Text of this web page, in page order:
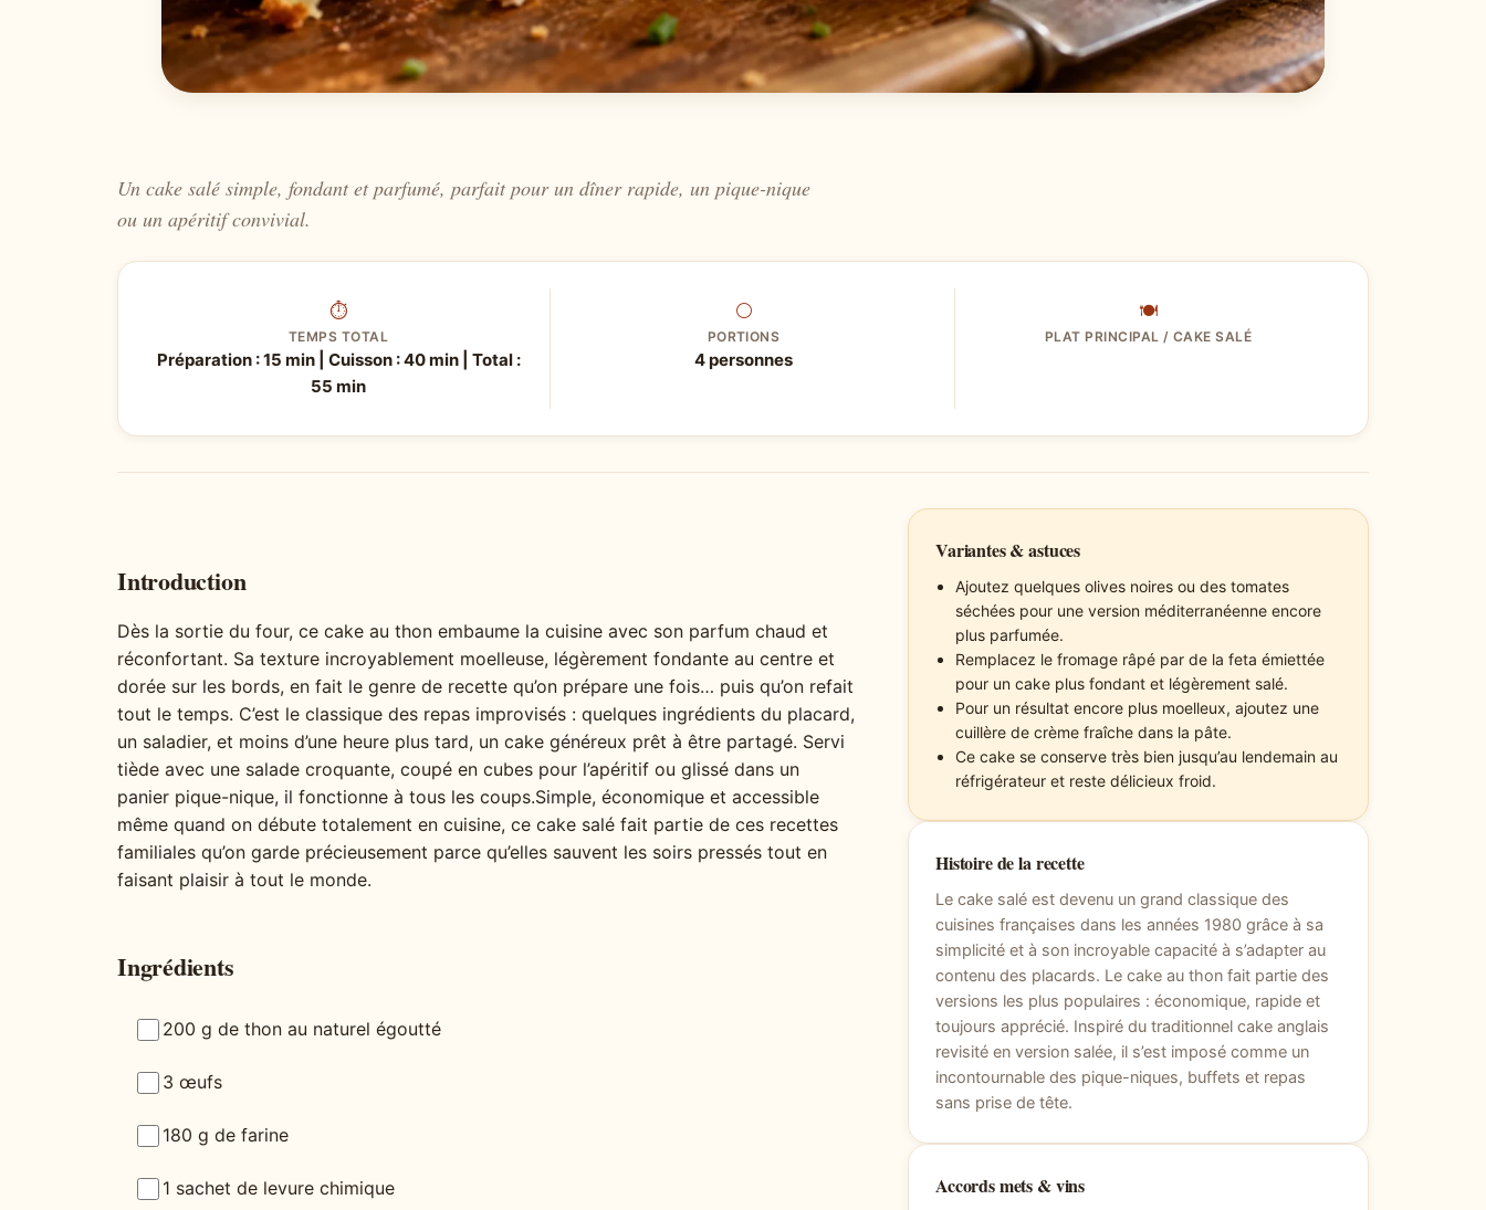
Un cake salé simple, fondant et parfumé, parfait pour un dîner rapide, un pique-nique
ou un apéritif convivial.
⏱
TEMPS TOTAL
Préparation : 15 min | Cuisson : 40 min | Total :
55 min
⚪
PORTIONS
4 personnes
🍽
PLAT PRINCIPAL / CAKE SALÉ
Introduction
Dès la sortie du four, ce cake au thon embaume la cuisine avec son parfum chaud et
réconfortant. Sa texture incroyablement moelleuse, légèrement fondante au centre et
dorée sur les bords, en fait le genre de recette qu’on prépare une fois… puis qu’on refait
tout le temps. C’est le classique des repas improvisés : quelques ingrédients du placard,
un saladier, et moins d’une heure plus tard, un cake généreux prêt à être partagé. Servi
tiède avec une salade croquante, coupé en cubes pour l’apéritif ou glissé dans un
panier pique-nique, il fonctionne à tous les coups.Simple, économique et accessible
même quand on débute totalement en cuisine, ce cake salé fait partie de ces recettes
familiales qu’on garde précieusement parce qu’elles sauvent les soirs pressés tout en
faisant plaisir à tout le monde.
Ingrédients
200 g de thon au naturel égoutté
3 œufs
180 g de farine
1 sachet de levure chimique
Variantes & astuces
Ajoutez quelques olives noires ou des tomates
séchées pour une version méditerranéenne encore
plus parfumée.
Remplacez le fromage râpé par de la feta émiettée
pour un cake plus fondant et légèrement salé.
Pour un résultat encore plus moelleux, ajoutez une
cuillère de crème fraîche dans la pâte.
Ce cake se conserve très bien jusqu’au lendemain au
réfrigérateur et reste délicieux froid.
Histoire de la recette
Le cake salé est devenu un grand classique des
cuisines françaises dans les années 1980 grâce à sa
simplicité et à son incroyable capacité à s’adapter au
contenu des placards. Le cake au thon fait partie des
versions les plus populaires : économique, rapide et
toujours apprécié. Inspiré du traditionnel cake anglais
revisité en version salée, il s’est imposé comme un
incontournable des pique-niques, buffets et repas
sans prise de tête.
Accords mets & vins